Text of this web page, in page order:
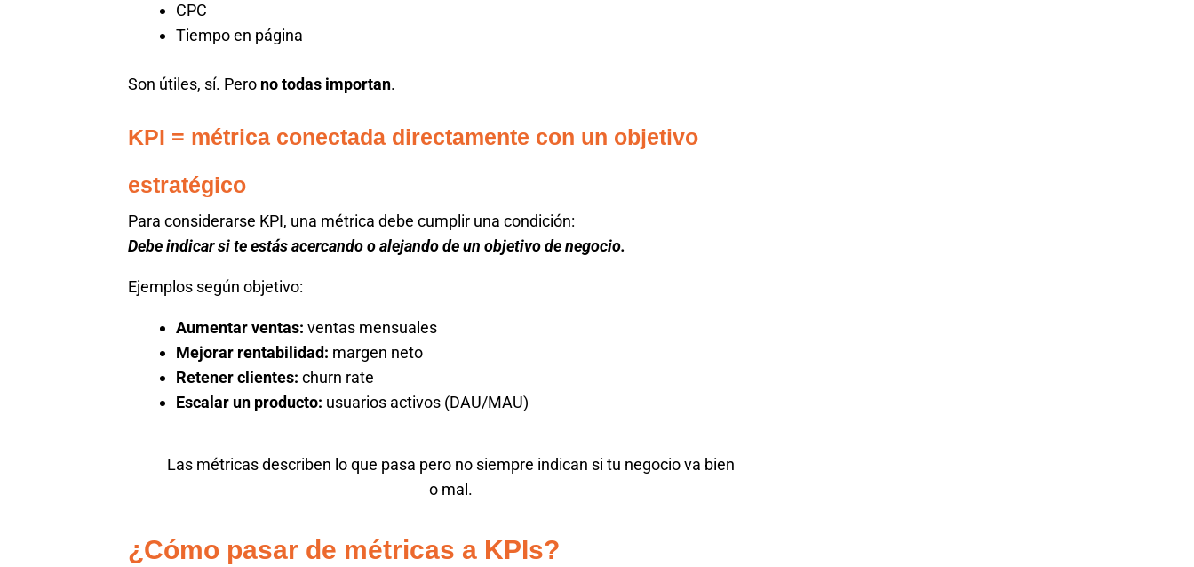
CPC
Tiempo en página
Son útiles, sí. Pero no todas importan.
KPI = métrica conectada directamente con un objetivo
estratégico
Para considerarse KPI, una métrica debe cumplir una condición:
Debe indicar si te estás acercando o alejando de un objetivo de negocio.
Ejemplos según objetivo:
Aumentar ventas: ventas mensuales
Mejorar rentabilidad: margen neto
Retener clientes: churn rate
Escalar un producto: usuarios activos (DAU/MAU)
Las métricas describen lo que pasa pero no siempre indican si tu negocio va bien
o mal.
¿Cómo pasar de métricas a KPIs?